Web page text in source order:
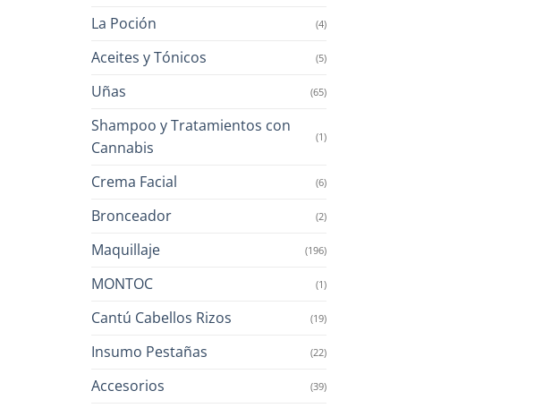
La Poción (4)
Aceites y Tónicos (5)
Uñas (65)
Shampoo y Tratamientos con
Cannabis
(1)
Crema Facial (6)
Bronceador (2)
Maquillaje (196)
MONTOC (1)
Cantú Cabellos Rizos (19)
Insumo Pestañas (22)
Accesorios (39)